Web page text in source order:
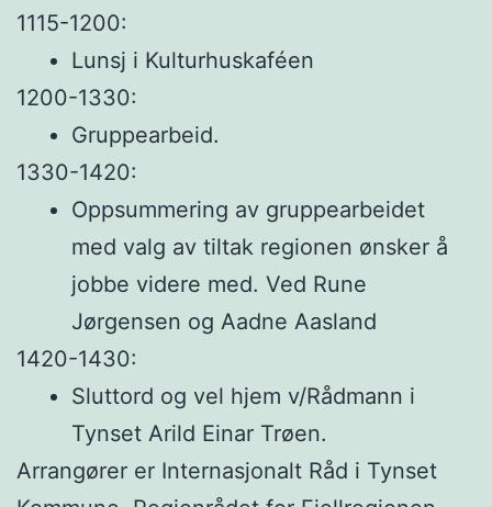
1115-1200:
Lunsj i Kulturhuskaféen
1200-1330:
Gruppearbeid.
1330-1420:
Oppsummering av gruppearbeidet
med valg av tiltak regionen ønsker å
jobbe videre med. Ved Rune
Jørgensen og Aadne Aasland
1420-1430:
Sluttord og vel hjem v/Rådmann i
Tynset Arild Einar Trøen.
Arrangører er Internasjonalt Råd i Tynset